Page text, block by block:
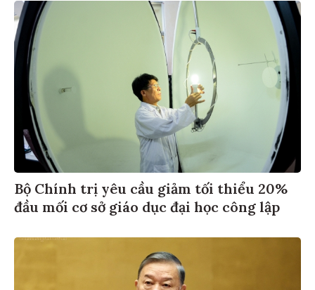
Bộ Chính trị yêu cầu giảm tối thiểu 20%
đầu mối cơ sở giáo dục đại học công lập